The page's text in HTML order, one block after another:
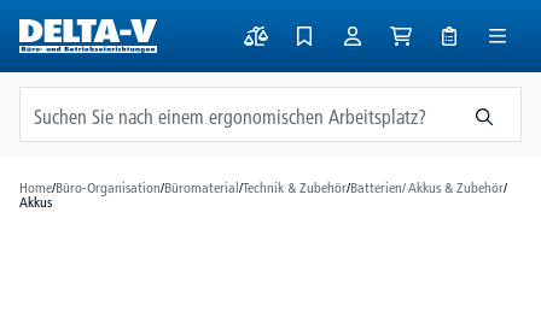
springen
Home/Büro-Organisation/Büromaterial/Technik & Zubehör/Batterien/ Akkus & Zubehör/
Akkus